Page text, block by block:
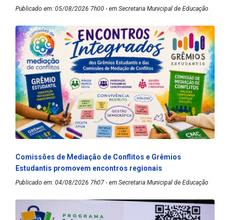
Publicado em: 05/08/2026 7h00 - em Secretaria Municipal de Educação
Comissões de Mediação de Conflitos e Grêmios
Estudantis promovem encontros regionais
Publicado em: 04/08/2026 7h07 - em Secretaria Municipal de Educação